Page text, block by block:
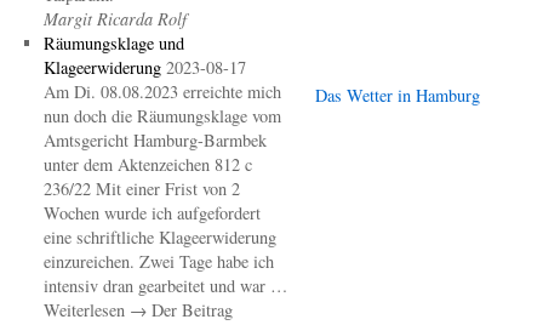
Margit Ricarda Rolf
Räumungsklage und
Klageerwiderung 2023-08-17
Am Di. 08.08.2023 erreichte mich
nun doch die Räumungsklage vom
Amtsgericht Hamburg-Barmbek
unter dem Aktenzeichen 812 c
236/22 Mit einer Frist von 2
Wochen wurde ich aufgefordert
eine schriftliche Klageerwiderung
einzureichen. Zwei Tage habe ich
intensiv dran gearbeitet und war …
Weiterlesen → Der Beitrag
Das Wetter in Hamburg